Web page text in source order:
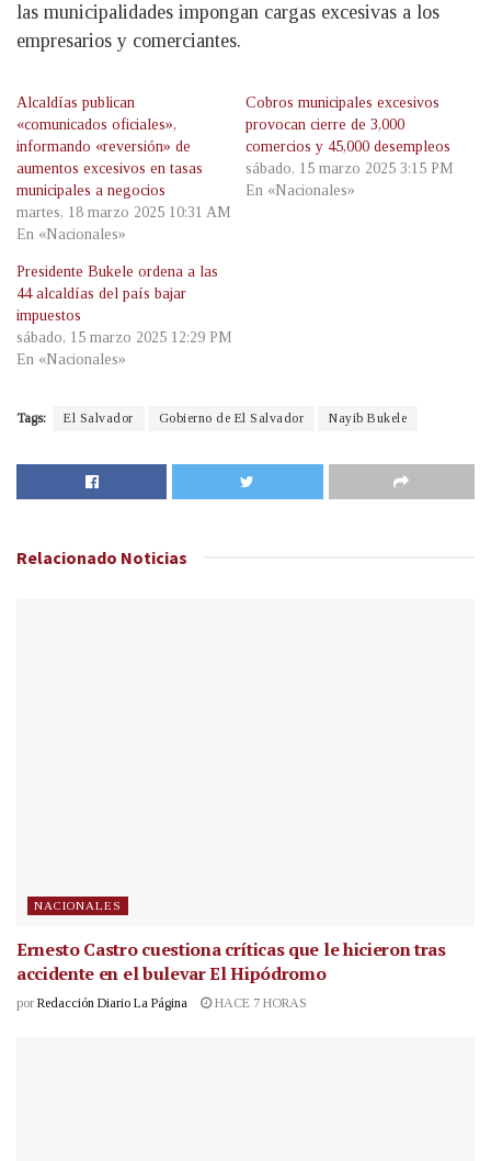
las municipalidades impongan cargas excesivas a los
empresarios y comerciantes.
Alcaldías publican
«comunicados oficiales»,
informando «reversión» de
aumentos excesivos en tasas
municipales a negocios
martes, 18 marzo 2025 10:31 AM
En «Nacionales»
Cobros municipales excesivos
provocan cierre de 3,000
comercios y 45,000 desempleos
sábado, 15 marzo 2025 3:15 PM
En «Nacionales»
Presidente Bukele ordena a las
44 alcaldías del país bajar
impuestos
sábado, 15 marzo 2025 12:29 PM
En «Nacionales»
Tags: El Salvador Gobierno de El Salvador Nayib Bukele
Relacionado Noticias
NACIONALES
Ernesto Castro cuestiona críticas que le hicieron tras
accidente en el bulevar El Hipódromo
por Redacción Diario La Página HACE 7 HORAS